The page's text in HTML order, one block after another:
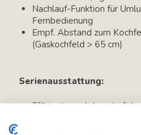
Nachlauf-Funktion für
Fernbedienung
Empf. Abstand zum
(Gaskochfeld > 65 cm)
Serienausstattung:
Effiziente und dauerhaft